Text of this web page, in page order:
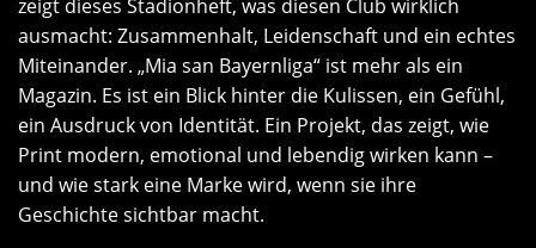
zeigt dieses Stadionheft, was diesen Club wirklich
ausmacht: Zusammenhalt, Leidenschaft und ein echtes
Miteinander. „Mia san Bayernliga“ ist mehr als ein
Magazin. Es ist ein Blick hinter die Kulissen, ein Gefühl,
ein Ausdruck von Identität. Ein Projekt, das zeigt, wie
Print modern, emotional und lebendig wirken kann –
und wie stark eine Marke wird, wenn sie ihre
Geschichte sichtbar macht.